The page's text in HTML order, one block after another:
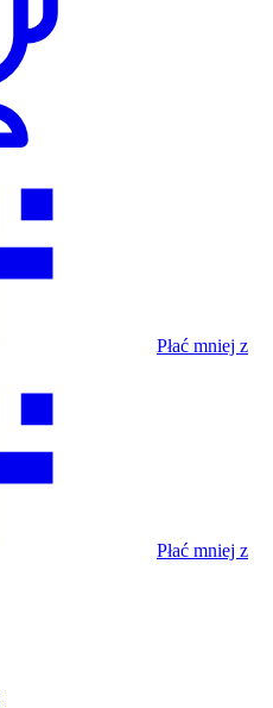
Płać mniej z
Płać mniej z